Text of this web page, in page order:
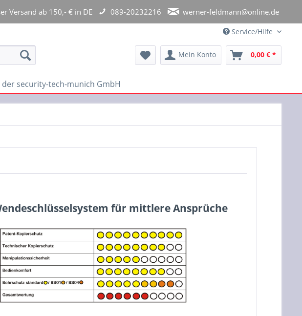
Versand ab 150,- € in DE 089-20232216 werner-feldmann@online.de
Service/Hilfe
Mein Konto 0,00 € *
der security-tech-munich GmbH
für mittlere Ansprüche